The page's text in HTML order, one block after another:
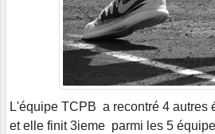
L'équipe TCPB a recontré 4 autres
et elle finit 3ieme parmi les 5